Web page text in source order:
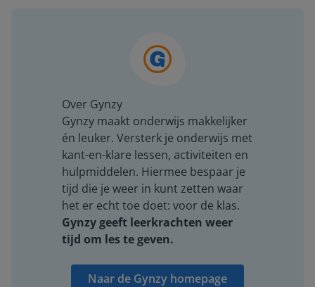
Over Gynzy
Gynzy maakt onderwijs makkelijker
én leuker. Versterk je onderwijs met
kant-en-klare lessen, activiteiten en
hulpmiddelen. Hiermee bespaar je
tijd die je weer in kunt zetten waar
het er echt toe doet: voor de klas.
Gynzy geeft leerkrachten weer
tijd om les te geven.
Naar de Gynzy homepage